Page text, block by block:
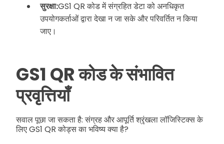
सुरक्षा:GS1 QR कोड में संग्रहित डेटा को अनधिकृत
उपयोगकर्ताओं द्वारा देखा न जा सके और परिवर्तित न किया
जाए।
GS1 QR कोड के संभावित
प्रवृत्तियाँ
सवाल पूछा जा सकता है: संग्रह और आपूर्ति श्रृंखला लॉजिस्टिक्स के
लिए GS1 QR कोड्स का भविष्य क्या है?